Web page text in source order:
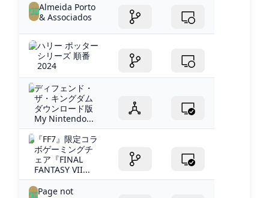
Almeida Porto
& Associados
ハリー ポッター
シリーズ 順番
2024
ディフェンド・
ザ・キングダム
ダウンロード版
My Nintendo...
『FF7』限定コラ
ボゲーミングチ
ェア『FINAL
FANTASY VII...
Page not